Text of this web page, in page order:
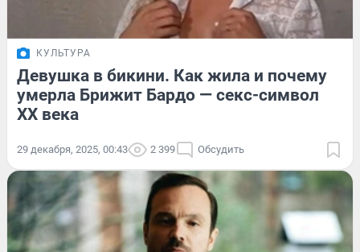
КУЛЬТУРА
Девушка в бикини. Как жила и почему
умерла Брижит Бардо — секс-символ
XX века
29 декабря, 2025, 00:43 2 399 Обсудить